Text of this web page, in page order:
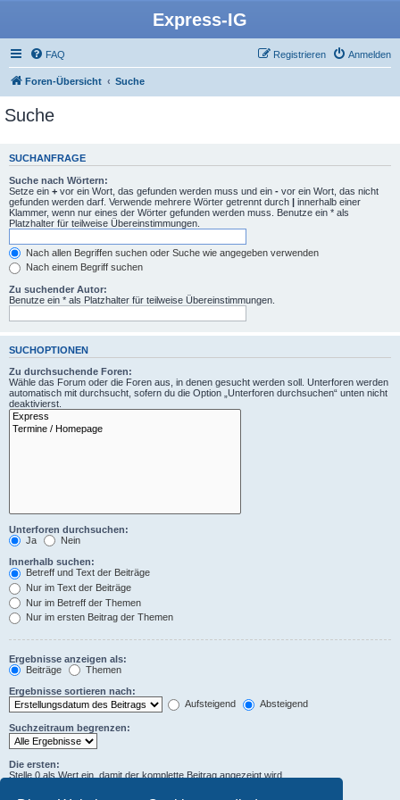
Express-IG
FAQ Anmelden
Registrieren
Foren-Übersicht Suche
Suche
SUCHANFRAGE
Suche nach Wörtern:
Setze ein + vor ein Wort, das gefunden werden muss und ein - vor ein Wort, das nicht
gefunden werden darf. Verwende mehrere Wörter getrennt durch | innerhalb einer
Klammer, wenn nur eines der Wörter gefunden werden muss. Benutze ein * als
Platzhalter für teilweise Übereinstimmungen.
Nach allen Begriffen suchen oder Suche wie angegeben verwenden
Nach einem Begriff suchen
Zu suchender Autor:
Benutze ein * als Platzhalter für teilweise Übereinstimmungen.
SUCHOPTIONEN
Zu durchsuchende Foren:
Wähle das Forum oder die Foren aus, in denen gesucht werden soll. Unterforen werden
automatisch mit durchsucht, sofern du die Option „Unterforen durchsuchen“ unten nicht
deaktivierst.
Unterforen durchsuchen:
Ja
Nein
Innerhalb suchen:
Betreff und Text der Beiträge
Nur im Text der Beiträge
Nur im Betreff der Themen
Nur im ersten Beitrag der Themen
Ergebnisse anzeigen als:
Beiträge
Themen
Ergebnisse sortieren nach:
Aufsteigend
Absteigend
Suchzeitraum begrenzen:
Die ersten:
Stelle 0 als Wert ein, damit der komplette Beitrag angezeigt wird.